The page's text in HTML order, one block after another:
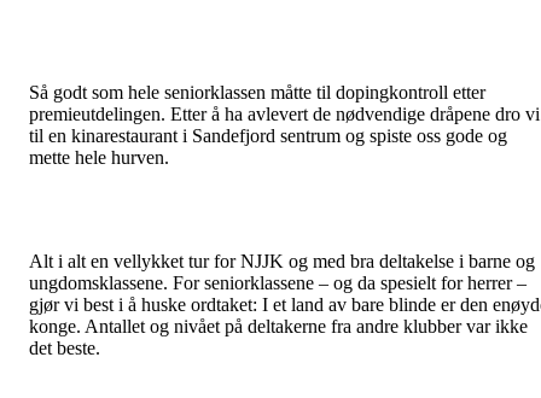
Så godt som hele seniorklassen måtte til dopingkontroll etter
premieutdelingen. Etter å ha avlevert de nødvendige dråpene dro vi
til en kinarestaurant i Sandefjord sentrum og spiste oss gode og
mette hele hurven.
Alt i alt en vellykket tur for NJJK og med bra deltakelse i barne og
ungdomsklassene. For seniorklassene – og da spesielt for herrer –
gjør vi best i å huske ordtaket: I et land av bare blinde er den
konge. Antallet og nivået på deltakerne fra andre klubber var ikke
det beste.